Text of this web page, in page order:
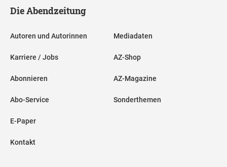
Die Abendzeitung
Autoren und Autorinnen
Karriere / Jobs
Abonnieren
Abo-Service
E-Paper
Kontakt
Mediadaten
AZ-Shop
AZ-Magazine
Sonderthemen